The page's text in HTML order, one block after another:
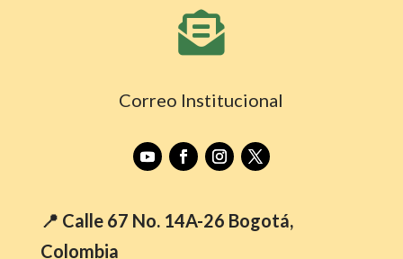

Correo Institucional
📍 Calle 67 No. 14A-26 Bogotá,
Colombia